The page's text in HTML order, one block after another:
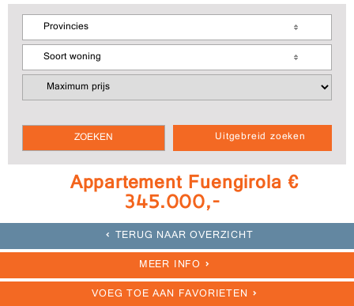
Uitgebreid zoeken
Provincies
Soort woning
Appartement Fuengirola €
345.000,-
TERUG NAAR OVERZICHT
MEER INFO
VOEG TOE AAN FAVORIETEN